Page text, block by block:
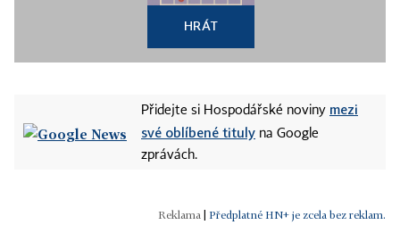
HRÁT
Přidejte si Hospodářské noviny mezi
své oblíbené tituly na Google
zprávách.
Předplatné HN+ je zcela bez reklam.